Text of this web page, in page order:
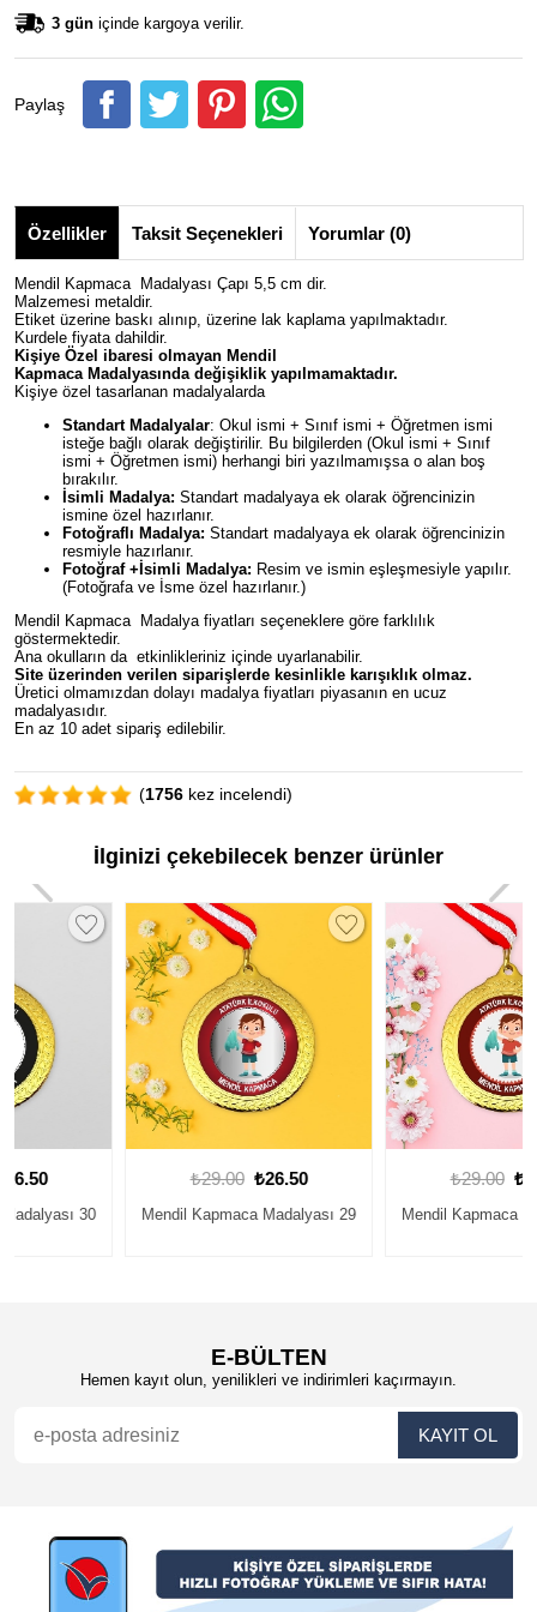
3 gün içinde kargoya verilir.
Paylaş
Özellikler Taksit Seçenekleri Yorumlar (0)
Mendil Kapmaca Madalyası Çapı 5,5 cm dir.
Malzemesi metaldir.
Etiket üzerine baskı alınıp, üzerine lak kaplama yapılmaktadır.
Kurdele fiyata dahildir.
Kişiye Özel ibaresi olmayan Mendil
Kapmaca Madalyasında değişiklik yapılmamaktadır.
Kişiye özel tasarlanan madalyalarda
Standart Madalyalar: Okul ismi + Sınıf ismi + Öğretmen ismi
isteğe bağlı olarak değiştirilir. Bu bilgilerden (Okul ismi + Sınıf
ismi + Öğretmen ismi) herhangi biri yazılmamışsa o alan boş
bırakılır.
İsimli Madalya: Standart madalyaya ek olarak öğrencinizin
ismine özel hazırlanır.
Fotoğraflı Madalya: Standart madalyaya ek olarak öğrencinizin
resmiyle hazırlanır.
Fotoğraf +İsimli Madalya: Resim ve ismin eşleşmesiyle yapılır.
(Fotoğrafa ve İsme özel hazırlanır.)
Mendil Kapmaca Madalya fiyatları seçeneklere göre farklılık
göstermektedir.
Ana okulların da etkinlikleriniz içinde uyarlanabilir.
Site üzerinden verilen siparişlerde kesinlikle karışıklık olmaz.
Üretici olmamızdan dolayı madalya fiyatları piyasanın en ucuz
madalyasıdır.
En az 10 adet sipariş edilebilir.
(1756 kez incelendi)
İlginizi çekebilecek benzer ürünler
₺26.50
Mendil Kapmaca Madalyası 29
₺26.50
Mendil Kapmaca Madalyası 28
E-BÜLTEN
Hemen kayıt olun, yenilikleri ve indirimleri kaçırmayın.